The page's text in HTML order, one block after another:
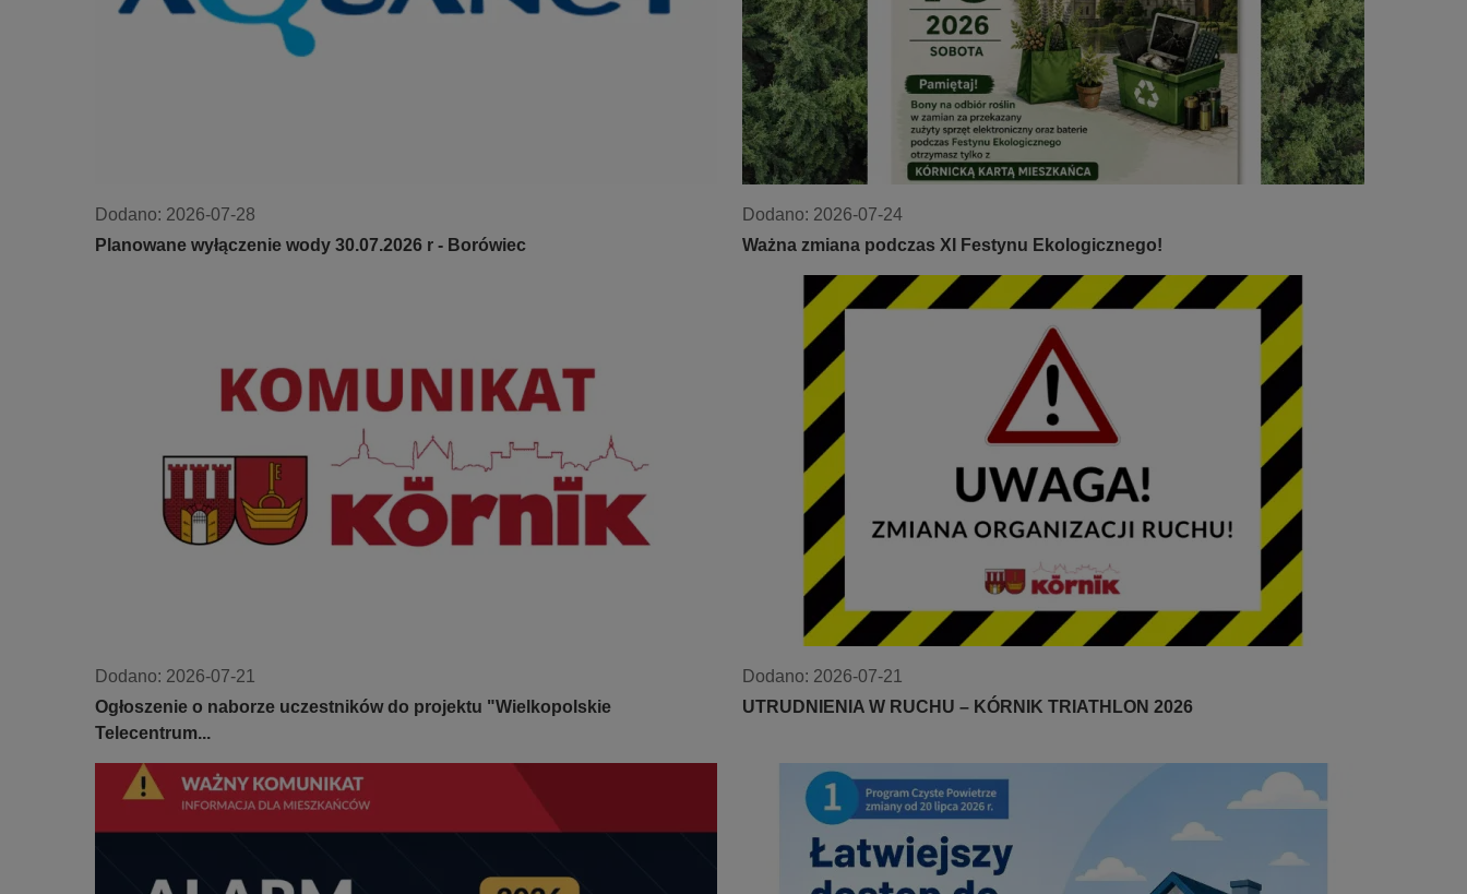
Dodano: 2026-07-28
Planowane wyłączenie wody 30.07.2026 r - Borówiec
Dodano: 2026-07-24
Ważna zmiana podczas XI Festynu Ekologicznego!
Dodano: 2026-07-21
Ogłoszenie o naborze uczestników do projektu "Wielkopolskie
Telecentrum...
Dodano: 2026-07-21
UTRUDNIENIA W RUCHU – KÓRNIK TRIATHLON 2026